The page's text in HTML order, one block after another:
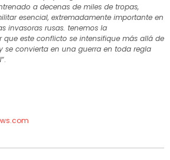
a decenas de miles de tropas,
esencial, extremadamente importante en
invasoras rusas. tenemos la
que este conflicto se intensifique más allá de
se convierta en una guerra en toda regla
.